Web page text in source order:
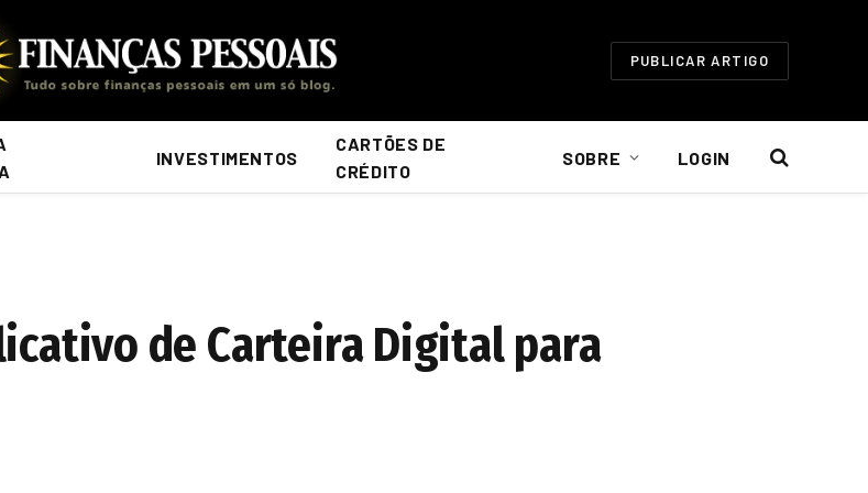
PUBLICAR ARTIGO
INVESTIMENTOS
CARTÕES DE
CRÉDITO
SOBRE LOGIN
de Carteira Digital para